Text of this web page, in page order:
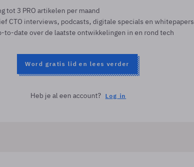
tot 3 PRO artikelen per maand
CTO interviews, podcasts, digitale specials en whitepapers
to-date over de laatste ontwikkelingen in en rond tech
Word gratis lid en lees verder
Heb je al een account? Log in